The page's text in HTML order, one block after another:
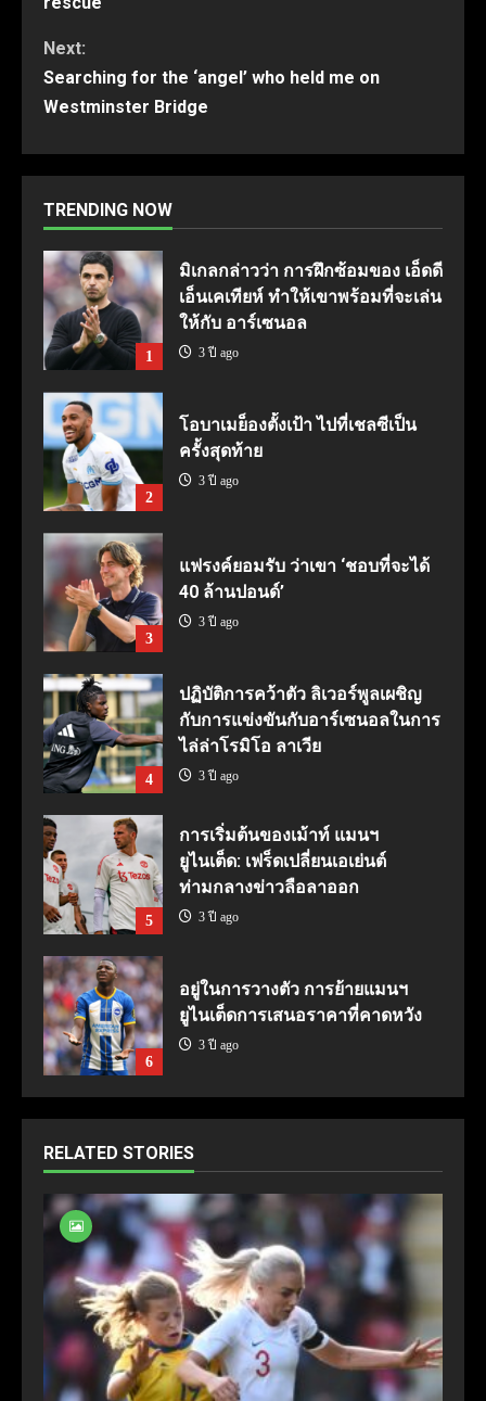
Next:
Searching for the ‘angel’ who held me on
Westminster Bridge
TRENDING NOW
1
มิเกลกล่าวว่า การฝึกซ้อมของ เอ็ดดี
เอ็นเคเทียห์ ทำให้เขาพร้อมที่จะเล่น
ให้กับ อาร์เซนอล
3 ปี ago
2
โอบาเมย็องตั้งเป้า ไปที่เชลซีเป็น
ครั้งสุดท้าย
3 ปี ago
3
แฟรงค์ยอมรับ ว่าเขา ‘ชอบที่จะได้
40 ล้านปอนด์’
3 ปี ago
4
ปฏิบัติการคว้าตัว ลิเวอร์พูลเผชิญ
กับการแข่งขันกับอาร์เซนอลในการ
ไล่ล่าโรมิโอ ลาเวีย
3 ปี ago
5
การเริ่มต้นของเม้าท์ แมนฯ
ยูไนเต็ด: เฟร็ดเปลี่ยนเอเย่นต์
ท่ามกลางข่าวลือลาออก
3 ปี ago
6
อยู่ในการวางตัว การย้ายแมนฯ
ยูไนเต็ดการเสนอราคาที่คาดหวัง
3 ปี ago
RELATED STORIES